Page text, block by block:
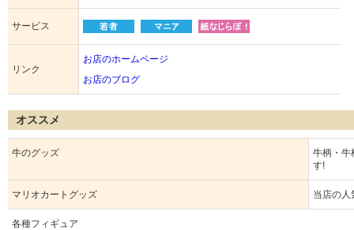
サービス
リンク
お店のホームページ
お店のブログ
オススメ
牛のグッズ
牛柄・牛
す!
マリオカートグッズ 当店の人
各種フィギュア